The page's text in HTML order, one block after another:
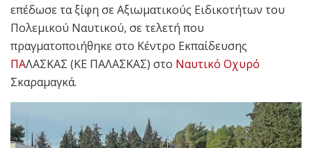
επέδωσε τα ξίφη σε Αξιωματικούς Ειδικοτήτων του
Πολεμικού Ναυτικού, σε τελετή που
πραγματοποιήθηκε στο Κέντρο Εκπαίδευσης
ΠΑΛΑΣΚΑΣ (ΚΕ ΠΑΛΑΣΚΑΣ) στο Ναυτικό Οχυρό
Σκαραμαγκά.